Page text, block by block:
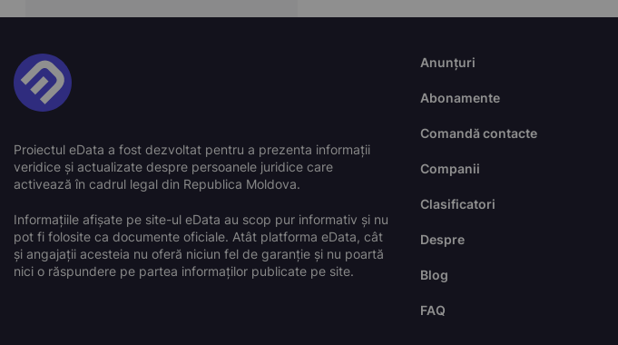
Proiectul eData a fost dezvoltat pentru a prezenta informații
veridice și actualizate despre persoanele juridice care
activează în cadrul legal din Republica Moldova.
Informațiile afișate pe site-ul eData au scop pur informativ și nu
pot fi folosite ca documente oficiale. Atât platforma eData, cât
și angajații acesteia nu oferă niciun fel de garanție și nu poartă
nici o răspundere pe partea informaților publicate pe site.
Anunțuri
Abonamente
Comandă contacte
Companii
Clasificatori
Despre
Blog
FAQ